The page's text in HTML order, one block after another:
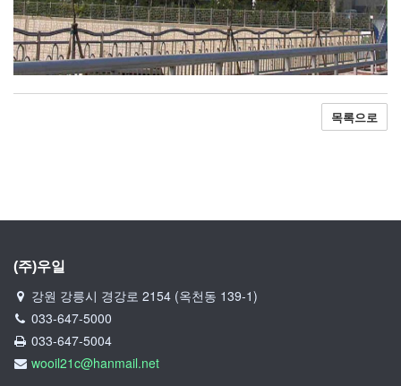
목록으로
(주)우일
강원 강릉시 경강로 2154 (옥천동 139-1)
033-647-5000
033-647-5004
wooil21c@hanmail.net